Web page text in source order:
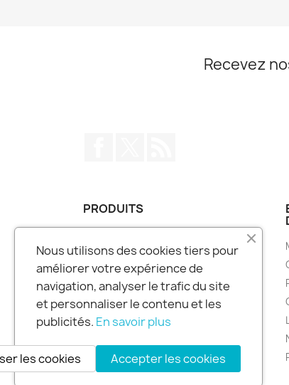
Recevez
PRODUITS
Carillons à vent
Didgeridoo
Encens
Guimbarde
Tee-Shirt / Casquette
Nous utilisons des cookies tiers pour
améliorer votre expérience de
navigation, analyser le trafic du site
et personnaliser le contenu et les
publicités. En savoir plus
Accepter les cookies
les cookies